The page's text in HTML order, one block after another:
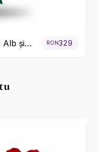
Alb și
RON329